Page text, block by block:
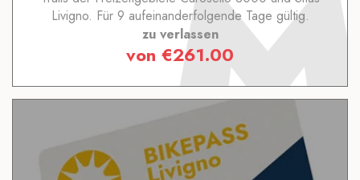
Livigno. Für 9 aufeinanderfolgende Tage gültig.
zu verlassen
von €261.00